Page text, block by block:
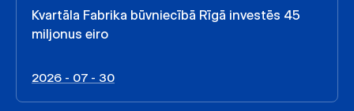
Kvartāla Fabrika būvniecībā Rīgā investēs 45
miljonus eiro
2026 - 07 - 30